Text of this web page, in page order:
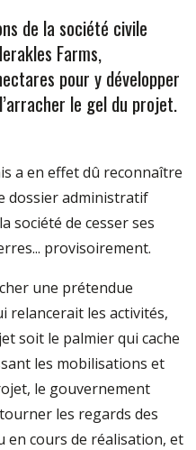
de la société civile
Farms,
pour y développer
le gel du projet.
a en effet dû reconnaître
dossier administratif
société de cesser ses
provisoirement.
une prétendue
relancerait les activités,
soit le palmier qui cache
les mobilisations et
le gouvernement
les regards des
cours de réalisation, et